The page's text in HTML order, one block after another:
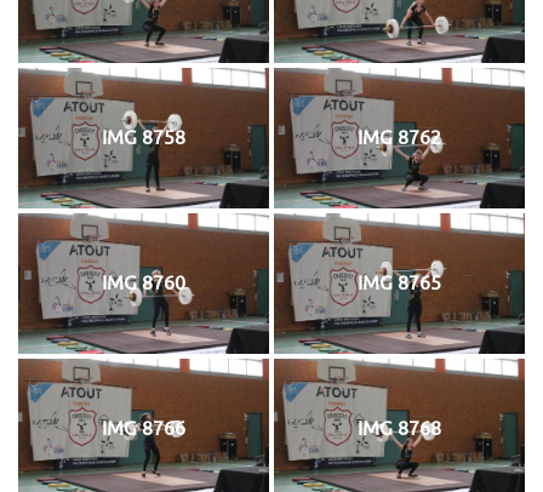
IMG 8758 IMG 8762
IMG 8760 IMG 8765
IMG 8766 IMG 8768